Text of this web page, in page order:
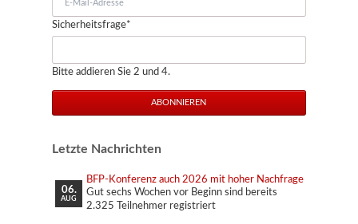
Adresse
Pflichtfeld
Sicherheitsfrage*
Bitte addieren Sie 2 und 4.
ABONNIEREN
Letzte Nachrichten
06.
AUG
BFP-Konferenz auch 2026 mit hoher Nachfrage
Gut sechs Wochen vor Beginn sind bereits
2.325 Teilnehmer registriert